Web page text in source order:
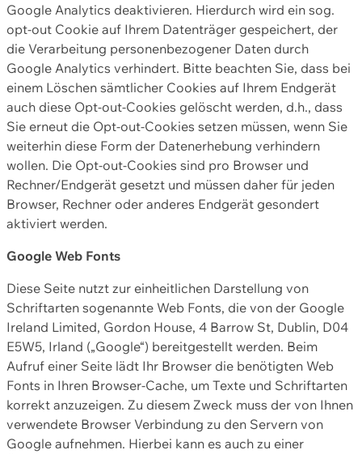
Google Analytics deaktivieren. Hierdurch wird ein sog.
opt-out Cookie auf Ihrem Datenträger gespeichert, der
die Verarbeitung personenbezogener Daten durch
Google Analytics verhindert. Bitte beachten Sie, dass bei
einem Löschen sämtlicher Cookies auf Ihrem Endgerät
auch diese Opt-out-Cookies gelöscht werden, d.h., dass
Sie erneut die Opt-out-Cookies setzen müssen, wenn Sie
weiterhin diese Form der Datenerhebung verhindern
wollen. Die Opt-out-Cookies sind pro Browser und
Rechner/Endgerät gesetzt und müssen daher für jeden
Browser, Rechner oder anderes Endgerät gesondert
aktiviert werden.
Google Web Fonts
Diese Seite nutzt zur einheitlichen Darstellung von
Schriftarten sogenannte Web Fonts, die von der Google
Ireland Limited, Gordon House, 4 Barrow St, Dublin, D04
E5W5, Irland („Google“) bereitgestellt werden. Beim
Aufruf einer Seite lädt Ihr Browser die benötigten Web
Fonts in Ihren Browser-Cache, um Texte und Schriftarten
korrekt anzuzeigen. Zu diesem Zweck muss der von Ihnen
verwendete Browser Verbindung zu den Servern von
Google aufnehmen. Hierbei kann es auch zu einer